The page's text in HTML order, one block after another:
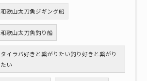
和歌山太刀魚ジギング船
和歌山太刀魚釣り船
タイラバ好きと繋がりたい釣り好きと繋がり
たい